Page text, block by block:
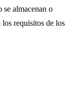
se almacenan o
los requisitos de los